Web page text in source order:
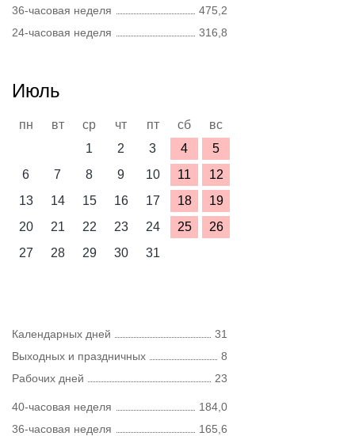
36-часовая неделя
475,2
24-часовая неделя
316,8
Июль
пн вт ср чт пт сб
вс
1
2 3 4
5
6
7 8 9 10 11
12
13
14 15 16 17 18
19
20
21 22 23 24 25
26
27
28 29 30 31
Календарных дней
31
Выходных и праздничных
8
Рабочих дней
23
40-часовая неделя
184,0
36-часовая неделя
165,6